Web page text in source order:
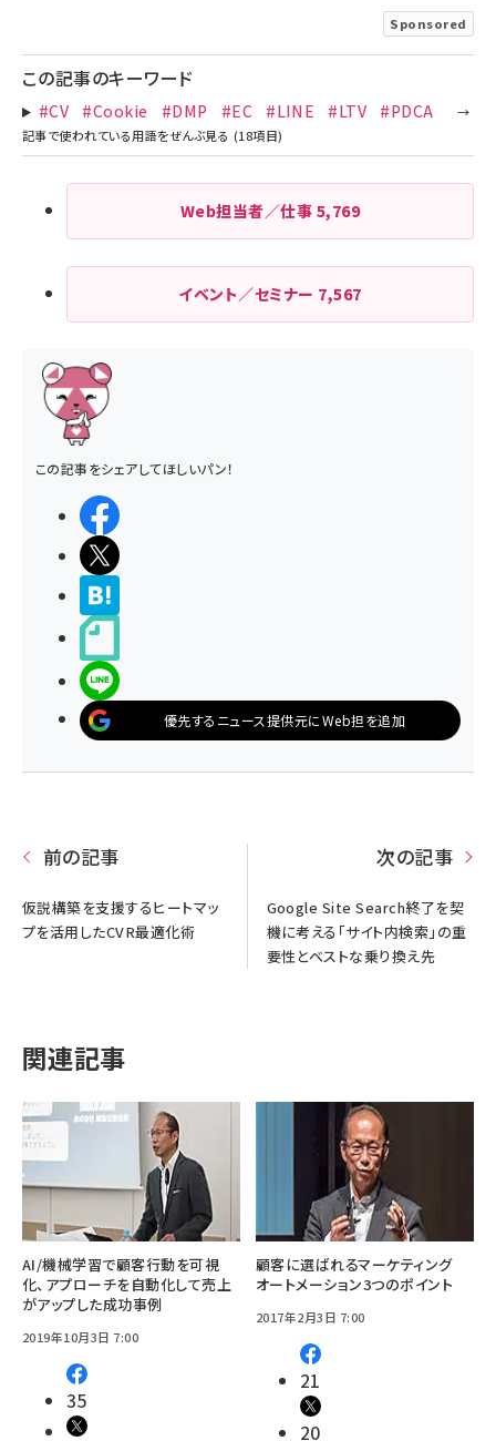
Sponsored
この記事のキーワード
#CV #Cookie #DMP #EC #LINE #LTV #PDCA
Web担当者／仕事 5,769
イベント／セミナー 7,567
この記事をシェアしてほしいパン！
優先するニュース提供元にWeb担を追加
前の記事
仮説構築を支援するヒートマッ
プを活用したCVR最適化術
次の記事
Google Site Search終了を契
機に考える「サイト内検索」の重
要性とベストな乗り換え先
関連記事
AI/機械学習で顧客行動を可視
化、アプローチを自動化して売上
がアップした成功事例
2019年10月3日 7:00
35
顧客に選ばれるマーケティング
オートメーション3つのポイント
2017年2月3日 7:00
21
20